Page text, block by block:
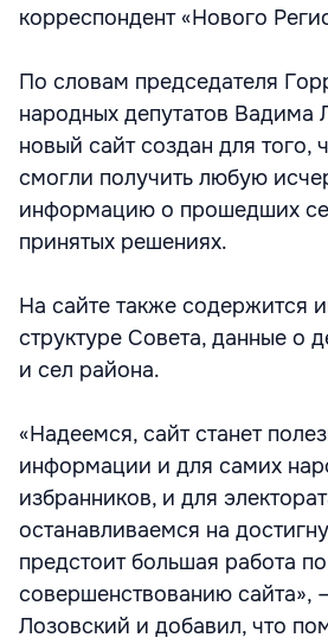
корреспондент «Нового
По словам председателя
народных депутатов Вадима
новый сайт создан для того,
смогли получить любую
информацию о прошедших
принятых решениях.
На сайте также содержится
структуре Совета, данные о
и сел района.
«Надеемся, сайт станет
информации и для самих
избранников, и для
останавливаемся на
предстоит большая работа по
совершенствованию сайта»,
Лозовский и добавил, что